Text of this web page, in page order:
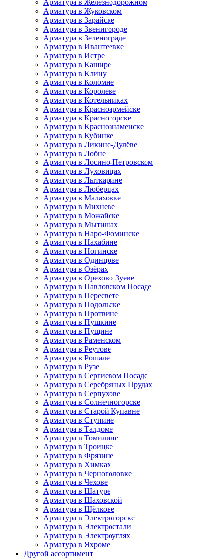
Арматура в Железнодорожном
Арматура в Жуковском
Арматура в Зарайске
Арматура в Звенигороде
Арматура в Зеленограде
Арматура в Ивантеевке
Арматура в Истре
Арматура в Кашире
Арматура в Клину
Арматура в Коломне
Арматура в Королеве
Арматура в Котельниках
Арматура в Красноармейске
Арматура в Красногорске
Арматура в Краснознаменске
Арматура в Кубинке
Арматура в Ликино-Дулёве
Арматура в Лобне
Арматура в Лосино-Петровском
Арматура в Луховицах
Арматура в Лыткарине
Арматура в Люберцах
Арматура в Малаховке
Арматура в Михневе
Арматура в Можайске
Арматура в Мытищах
Арматура в Наро-Фоминске
Арматура в Нахабине
Арматура в Ногинске
Арматура в Одинцове
Арматура в Озёрах
Арматура в Орехово-Зуеве
Арматура в Павловском Посаде
Арматура в Пересвете
Арматура в Подольске
Арматура в Протвине
Арматура в Пушкине
Арматура в Пущине
Арматура в Раменском
Арматура в Реутове
Арматура в Рошале
Арматура в Рузе
Арматура в Сергиевом Посаде
Арматура в Серебряных Прудах
Арматура в Серпухове
Арматура в Солнечногорске
Арматура в Старой Купавне
Арматура в Ступине
Арматура в Талдоме
Арматура в Томилине
Арматура в Троицке
Арматура в Фрязине
Арматура в Химках
Арматура в Черноголовке
Арматура в Чехове
Арматура в Шатуре
Арматура в Шаховской
Арматура в Щёлкове
Арматура в Электрогорске
Арматура в Электростали
Арматура в Электроуглях
Арматура в Яхроме
Другой ассортимент